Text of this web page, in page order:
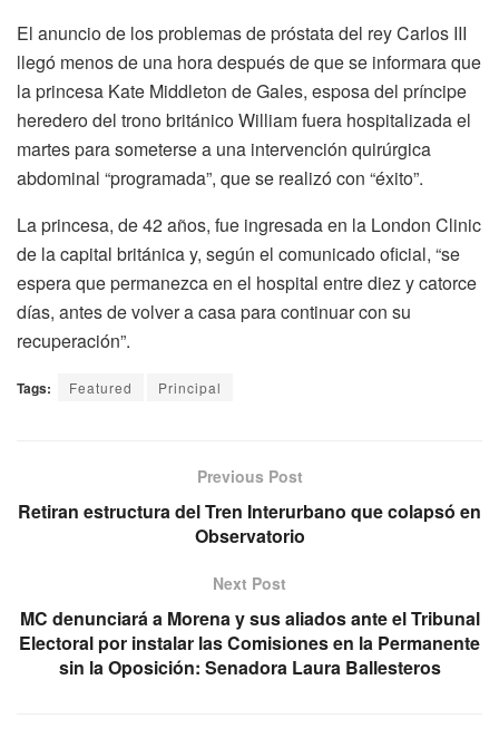
El anuncio de los problemas de próstata del rey Carlos III
llegó menos de una hora después de que se informara que
la princesa Kate Middleton de Gales, esposa del príncipe
heredero del trono británico William fuera hospitalizada el
martes para someterse a una intervención quirúrgica
abdominal “programada”, que se realizó con “éxito”.
La princesa, de 42 años, fue ingresada en la London Clinic
de la capital británica y, según el comunicado oficial, “se
espera que permanezca en el hospital entre diez y catorce
días, antes de volver a casa para continuar con su
recuperación”.
Tags: Featured Principal
Previous Post
Retiran estructura del Tren Interurbano que colapsó en
Observatorio
Next Post
MC denunciará a Morena y sus aliados ante el Tribunal
Electoral por instalar las Comisiones en la Permanente
sin la Oposición: Senadora Laura Ballesteros